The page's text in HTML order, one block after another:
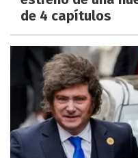
de 4 capítulos